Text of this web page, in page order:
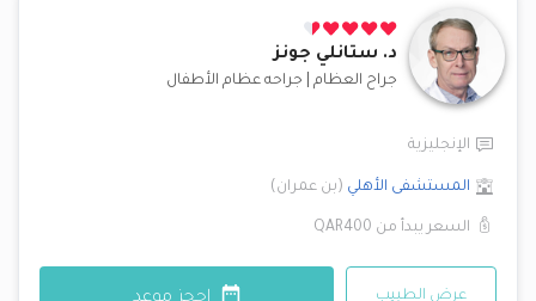
د. ستانلي جونز
جراح العظام جراحه عظام الأطفال
الإنجليزية
المستشفى الأهلي (بن عمران)
السعر يبدأ من QAR400
عرض الطبيب